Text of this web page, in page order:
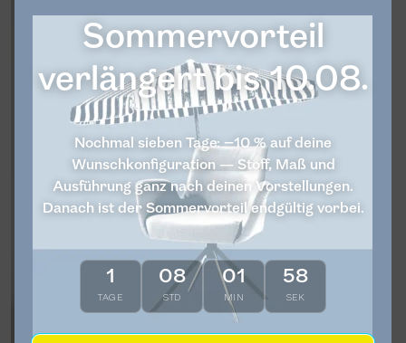
Sommervorteil
verlängert bis 10.08.
Nochmal sieben Tage: −10 % auf deine
Wunschkonfiguration — Stoff, Maß und
Ausführung ganz nach deinen Vorstellungen.
Danach ist der Sommervorteil endgültig vorbei.
1
TAGE
08
STD
01
MIN
57
SEK